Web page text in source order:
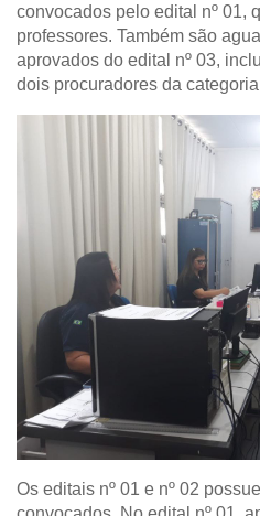
convocados pelo edital nº 01,
professores. Também são
aprovados do edital nº 03,
dois procuradores da
Os editais nº 01 e nº 02